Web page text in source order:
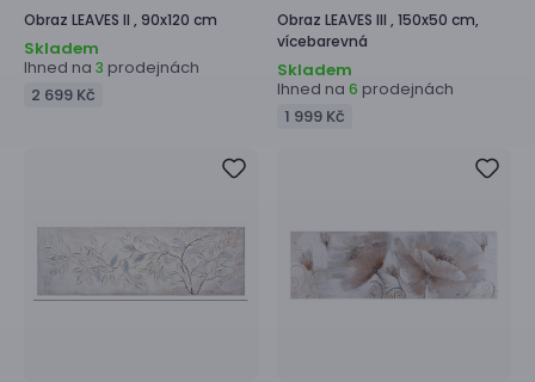
Obraz LEAVES II , 90x120 cm
Skladem
Ihned na 3 prodejnách
2 699 Kč
Obraz LEAVES III , 150x50 cm,
vícebarevná
Skladem
Ihned na 6 prodejnách
1 999 Kč